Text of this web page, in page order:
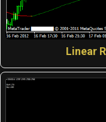
Linear